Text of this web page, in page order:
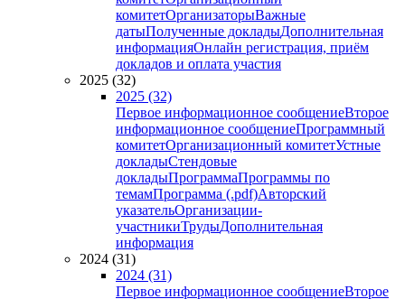
комитетОрганизаторыВажные
датыПолученные докладыДополнительная
информацияОнлайн регистрация, приём
докладов и оплата участия
2025 (32)
2025 (32)
Первое информационное сообщениеВторое
информационное сообщениеПрограммный
комитетОрганизационный комитетУстные
докладыСтендовые
докладыПрограммаПрограммы по
темамПрограмма (.pdf)Авторский
указательОрганизации-
участникиТрудыДополнительная
информация
2024 (31)
2024 (31)
Первое информационное сообщениеВторое